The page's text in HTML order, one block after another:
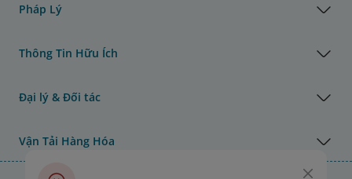
Pháp Lý
Thông Tin Hữu Ích
Đại lý & Đối tác
Vận Tải Hàng Hóa